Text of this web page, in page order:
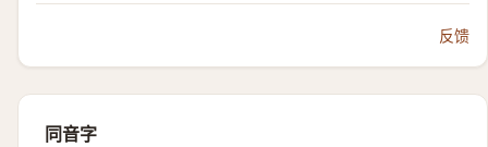
反馈
同音字